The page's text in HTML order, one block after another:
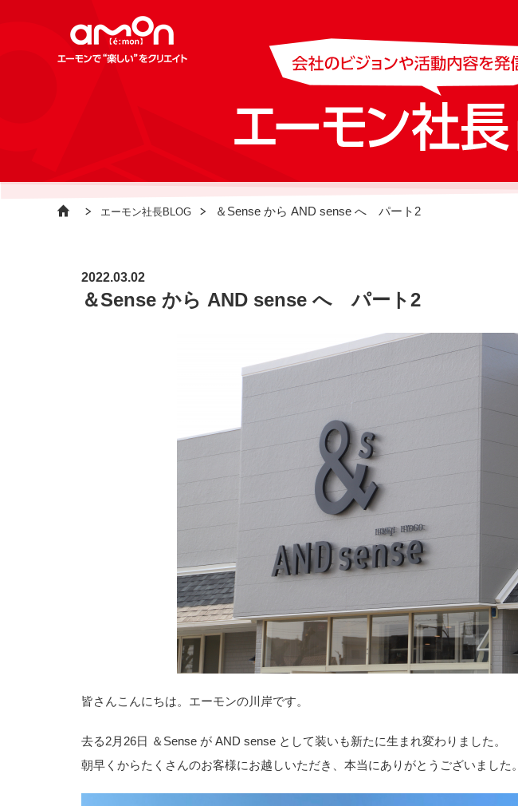
エーモン社長BLOG ＆Sense から AND sense へ パート2
2022.03.02
＆Sense から AND sense へ パート2
皆さんこんにちは。エーモンの川岸です。
去る2月26日 ＆Sense が AND sense として装いも新たに生まれ変わりました。
朝早くからたくさんのお客様にお越しいただき、本当にありがとうございました。